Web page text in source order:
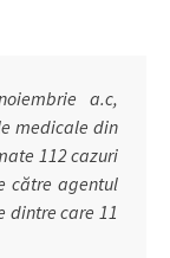
a.c,
medicale din
112 cazuri
către agentul
dintre care 11